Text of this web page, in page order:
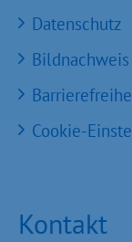
Datenschutz
Bildnachweis
Cookie-
Kontakt